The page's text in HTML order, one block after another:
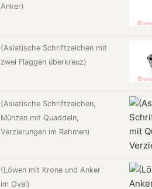
Anker)
(Asiatische Schriftzeichen mit
zwei Flaggen überkreuz)
(Asiatische Schriftzeichen,
Münzen mit Quaddeln,
Verzierungen im Rahmen)
(Löwen mit Krone und Anker
im Oval)